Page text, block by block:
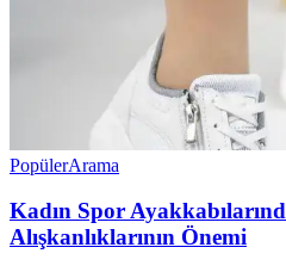
PopülerArama
Kadın Spor
Alışkanlıklarının Önemi